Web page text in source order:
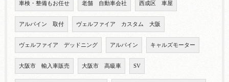
車検・整備もお任せ 老舗 自動車会社 西成区 車屋
アルパイン 取付 ヴェルファイア カスタム 大阪
ヴェルファイア デッドニング アルパイン キャルズモーター
大阪市 輸入車販売 大阪市 高級車 SV